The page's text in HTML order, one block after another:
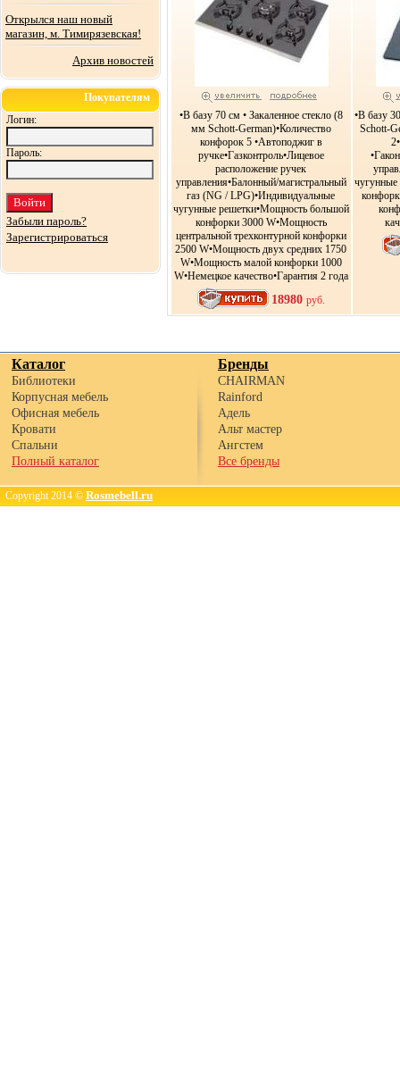
Открылся наш новый
магазин, м. Тимирязевская!
Архив новостей
Покупателям
Логин:
Пароль:
Забыли пароль?
Зарегистрироваться
•В базу 70 см • Закаленное стекло (8
мм Schott-German)•Количество
конфорок 5 •Автоподжиг в
ручке•Газконтроль•Лицевое
расположение ручек
управления•Балонный/магистральный
газ (NG / LPG)•Индивидуальные
чугунные решетки•Мощность большой
конфорки 3000 W•Мощность
центральной трехконтурной конфорки
2500 W•Мощность двух средних 1750
W•Мощность малой конфорки 1000
W•Немецкое качество•Гарантия 2 года
18980 руб.
•В базу
Schott-
Каталог
Библиотеки
Корпусная мебель
Офисная мебель
Кровати
Спальни
Полный каталог
Бренды
CHAIRMAN
Rainford
Адель
Альт мастер
Ангстем
Все бренды
Copyright 2014 © Rosmebell.ru